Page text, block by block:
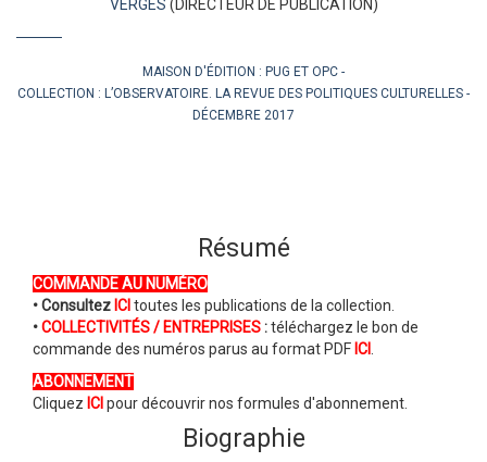
VERGÈS (DIRECTEUR DE PUBLICATION)
MAISON D'ÉDITION : PUG ET OPC
COLLECTION : L’OBSERVATOIRE. LA REVUE DES POLITIQUES CULTURELLES
DÉCEMBRE 2017
Résumé
COMMANDE AU NUMÉRO
• Consultez ICI toutes les publications de la collection.
•COLLECTIVITÉS / ENTREPRISES :téléchargez le bon de
commande des numéros parus au format PDF ICI
ABONNEMENT
Cliquez ICI pour découvrir nos formules d'abonnement.
Biographie